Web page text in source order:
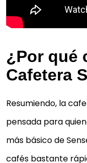
¿Por qué
Cafetera
Resumiendo, la
pensada para
más básico de
cafés bastante